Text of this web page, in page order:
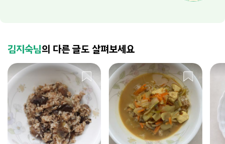
김지숙님의 다른 글도 살펴보세요